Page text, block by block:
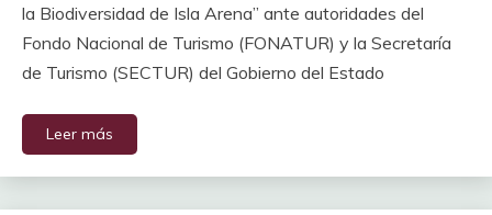
la Biodiversidad de Isla Arena” ante autoridades del
Fondo Nacional de Turismo (FONATUR) y la Secretaría
de Turismo (SECTUR) del Gobierno del Estado
Leer más